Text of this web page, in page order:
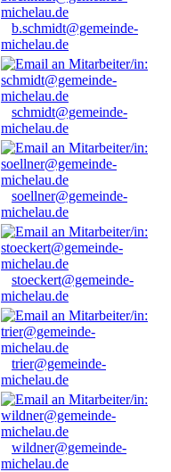
b.schmidt@gemeinde-
michelau.de
schmidt@gemeinde-
michelau.de
soellner@gemeinde-
michelau.de
stoeckert@gemeinde-
michelau.de
trier@gemeinde-
michelau.de
wildner@gemeinde-
michelau.de